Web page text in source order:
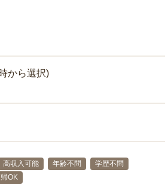
から選択)
高収入可能 年齢不問
学歴不問
OK